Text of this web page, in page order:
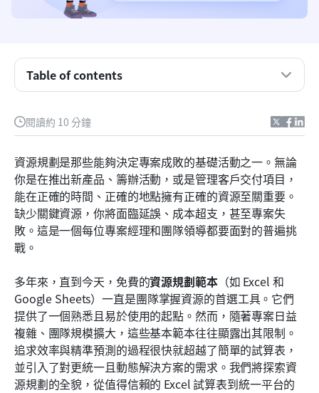
閱讀約 10 分鐘
資源規劃是那些能夠決定專案成敗的基礎活動之一。無論
你是在推出新產品、籌辦活動，或是管理客戶交付項目，
能在正確的時間、正確的地點擁有正確的資源至關重要。
缺少關鍵資源，你將面臨延誤、成本超支，甚至專案失
敗。這是一個每位專案經理和團隊領導都要面對的普遍挑
戰。
多年來，直到今天，免費的資源規劃範本（如 Excel 和
Google Sheets）一直是團隊掌握資源的首選工具。它們
提供了一個熟悉且易於使用的起點。然而，隨著專案日益
複雜、團隊規模擴大，這些基本範本往往顯露出其限制。
追求效率與精準預測的過程很快就超越了簡單的試算表，
並引入了對更統一且動態解決方案的需求。我們將探索資
源規劃的全貌，從值得信賴的 Excel 試算表到統一平台的
Table of contents
理解資源規劃：不只是清單
資源規劃範本 Excel 的持久吸引力
限制：當你的「免費」模板讓你付出更多代價
超越基礎試算表：健全資源規劃解決方案的基本功能
Lark 如何提升資源規劃：統一化方法
結論
常見問題